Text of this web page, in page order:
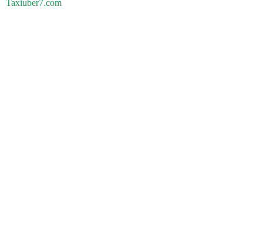
Taxiuber7.com